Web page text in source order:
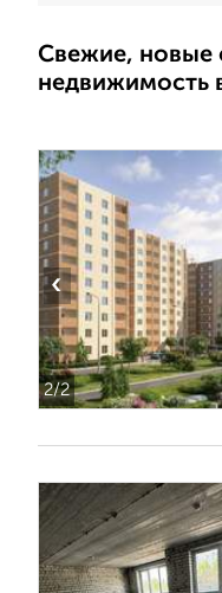
Свежие, новые
недвижимость
2/2
‹